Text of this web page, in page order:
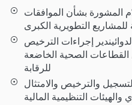
المشورة بشأن الموافقات
للمشاريع التطويرية الكبرى
إجراءات الترخيص
الصحية الخاضعة
للرقابة
والترخيص والامتثال
التنظيمية المالية